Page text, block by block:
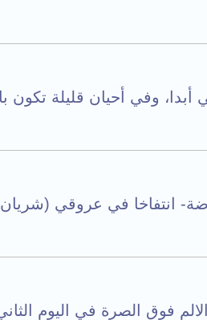
وفي أحيان قليلة تكون
انتفاخا في عروقي
فوق الصرة في اليوم